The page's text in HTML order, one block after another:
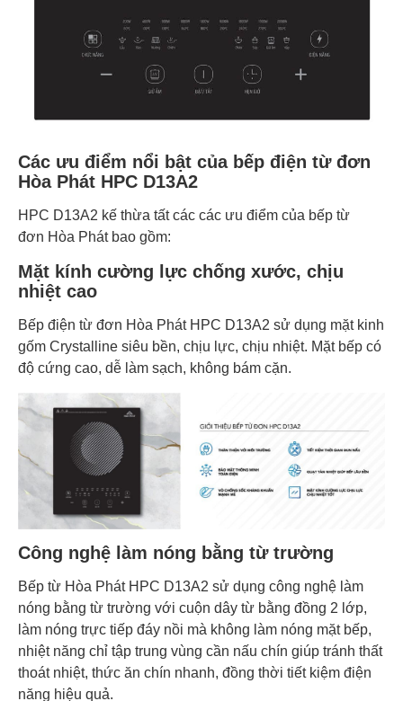
Các ưu điểm nổi bật của bếp điện từ đơn
Hòa Phát HPC D13A2
HPC D13A2 kế thừa tất các các ưu điểm của bếp từ
đơn Hòa Phát bao gồm:
Mặt kính cường lực chống xước, chịu
nhiệt cao
Bếp điện từ đơn Hòa Phát HPC D13A2 sử dụng mặt kinh
gốm Crystalline siêu bền, chịu lực, chịu nhiệt. Mặt bếp có
độ cứng cao, dễ làm sạch, không bám cặn.
Công nghệ làm nóng bằng từ trường
Bếp từ Hòa Phát HPC D13A2 sử dụng công nghệ làm
nóng bằng từ trường với cuộn dây từ bằng đồng 2 lớp,
làm nóng trực tiếp đáy nồi mà không làm nóng mặt bếp,
nhiệt năng chỉ tập trung vùng cần nấu chín giúp tránh thất
thoát nhiệt, thức ăn chín nhanh, đồng thời tiết kiệm điện
năng hiệu quả.